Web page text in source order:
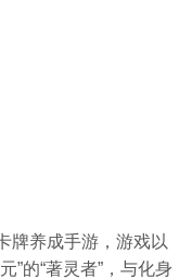
牌养成手游，游戏以
”的“著灵者”，与化身